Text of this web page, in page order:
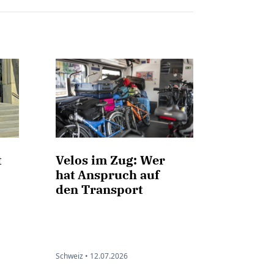
Velos im Zug: Wer
hat Anspruch auf
den Transport
Schweiz • 12.07.2026